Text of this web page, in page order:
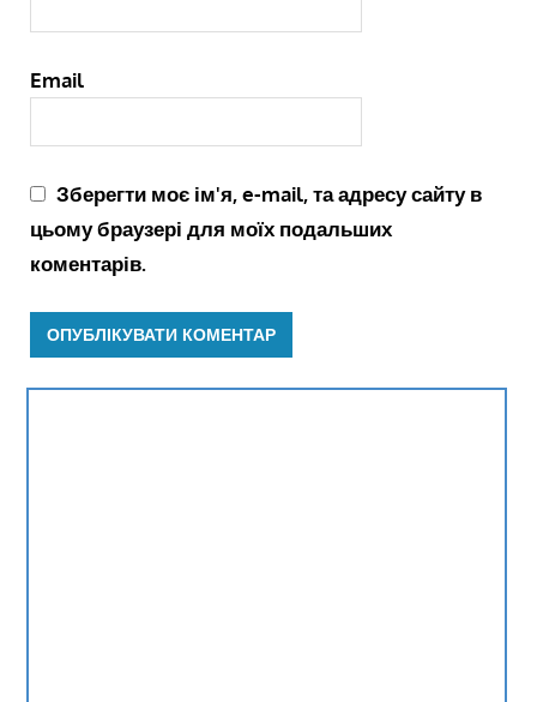
Email
Зберегти моє ім'я, e-mail, та адресу сайту в
цьому браузері для моїх подальших
коментарів.